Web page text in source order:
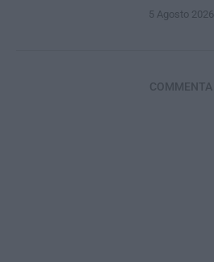
5 Agosto 2026
COMMENTA